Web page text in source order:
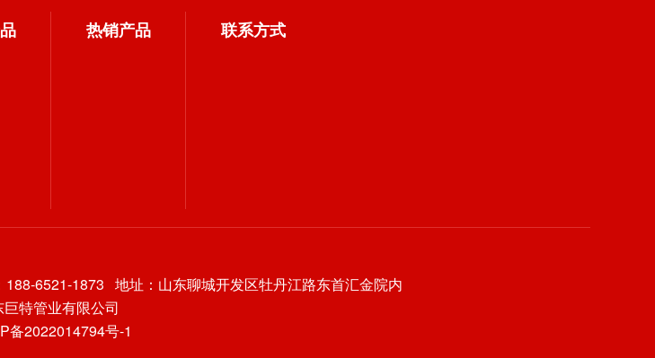
热销产品 联系方式
6521-1873 地址： 山东聊城开发区牡丹江路东首汇金院内
巨特管业有限公司
备2022014794号-1